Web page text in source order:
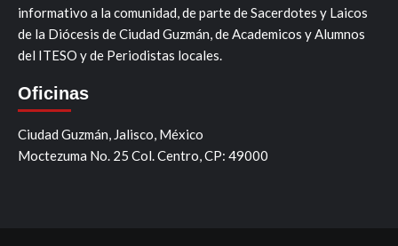
informativo a la comunidad, de parte de Sacerdotes y Laicos
de la Diócesis de Ciudad Guzmán, de Academicos y Alumnos
del ITESO y de Periodistas locales.
Oficinas
Ciudad Guzmán, Jalisco, México
Moctezuma No. 25 Col. Centro, CP: 49000